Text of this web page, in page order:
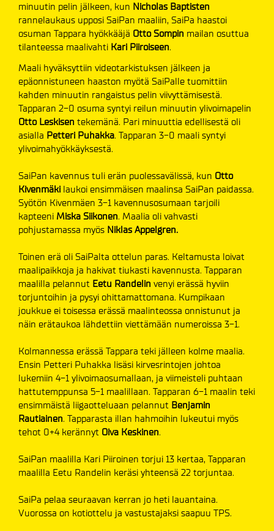
minuutin pelin jälkeen, kun Nicholas Baptisten
rannelaukaus upposi SaiPan maaliin, SaiPa haastoi
osuman Tappara hyökkääjä Otto Sompin mailan osuttua
tilanteessa maalivahti Kari Piiroiseen.
Maali hyväksyttiin videotarkistuksen jälkeen ja
epäonnistuneen haaston myötä SaiPalle tuomittiin
kahden minuutin rangaistus pelin viivyttämisestä.
Tapparan 2-0 osuma syntyi reilun minuutin ylivoimapelin
Otto Leskisen tekemänä. Pari minuuttia edellisestä oli
asialla Petteri Puhakka. Tapparan 3-0 maali syntyi
ylivoimahyökkäyksestä.
SaiPan kavennus tuli erän puolessavälissä, kun Otto
Kivenmäki laukoi ensimmäisen maalinsa SaiPan paidassa.
Syötön Kivenmäen 3-1 kavennusosumaan tarjoili
kapteeni Miska Siikonen. Maalia oli vahvasti
pohjustamassa myös Niklas Appelgren.
Toinen erä oli SaiPalta ottelun paras. Keltamusta loivat
maalipaikkoja ja hakivat tiukasti kavennusta. Tapparan
maalilla pelannut Eetu Randelin venyi erässä hyviin
torjuntoihin ja pysyi ohittamattomana. Kumpikaan
joukkue ei toisessa erässä maalinteossa onnistunut ja
näin erätaukoa lähdettiin viettämään numeroissa 3-1.
Kolmannessa erässä Tappara teki jälleen kolme maalia.
Ensin Petteri Puhakka lisäsi kirvesrintojen johtoa
lukemiin 4-1 ylivoimaosumallaan, ja viimeisteli puhtaan
hattutemppunsa 5-1 maalillaan. Tapparan 6-1 maalin teki
ensimmäistä liigaotteluaan pelannut Benjamin
Rautiainen. Tapparasta illan hahmoihin lukeutui myös
tehot 0+4 kerännyt Oiva Keskinen.
SaiPan maalilla Kari Piiroinen torjui 13 kertaa, Tapparan
maalilla Eetu Randelin keräsi yhteensä 22 torjuntaa.
SaiPa pelaa seuraavan kerran jo heti lauantaina.
Vuorossa on kotiottelu ja vastustajaksi saapuu TPS.